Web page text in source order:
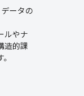
ータの
ルやナ
造的課